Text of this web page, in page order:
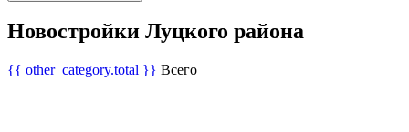
Новостройки Луцкого района
{{ other_category.total }} Всего